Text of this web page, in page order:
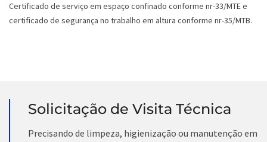
Certificado de serviço em espaço confinado conforme nr-33/MTE e
certificado de segurança no trabalho em altura conforme nr-35/MTB.
Solicitação de Visita Técnica
Precisando de limpeza, higienização ou manutenção em